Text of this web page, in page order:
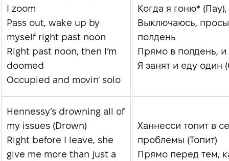
I zoom
Pass out, wake up by
myself right past noon
Right past noon, then I’m
doomed
Occupied and movin' solo
Когда я гоню*
Выключаюсь,
полдень
Прямо в полдень,
Я занят и еду один
Hennessy’s drowning all of
my issues (Drown)
Right before I leave, she
give me more than just a
Ханнесси топит в
проблемы (Топит)
Прямо перед тем,